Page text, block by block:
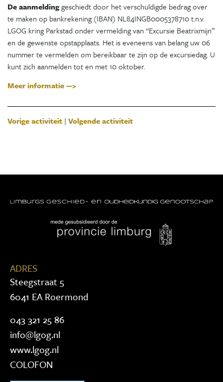
De aanmeldinggeschiedt door het verschuldigde bedrag over
te maken op bankrekening (IBAN) NL84INGB0005378710 t.n.v.
LGOG kring Parkstad onder vermelding van “Excursie Beatrixmijn”
en de gewenste opstapplaats. Het is eveneens van belang uw 06
nummer te vermelden om bereikbaar te zijn op de excursiedag. U
kunt zich aanmelden tot en met 10 oktober.
Meer informatie -->
Vorige activiteit | Volgende activiteit
ADRES
Steegstraat 5
6041 EA Roermond
043 321 25 86
info@lgog.nl
www.lgog.nl
COLOFON